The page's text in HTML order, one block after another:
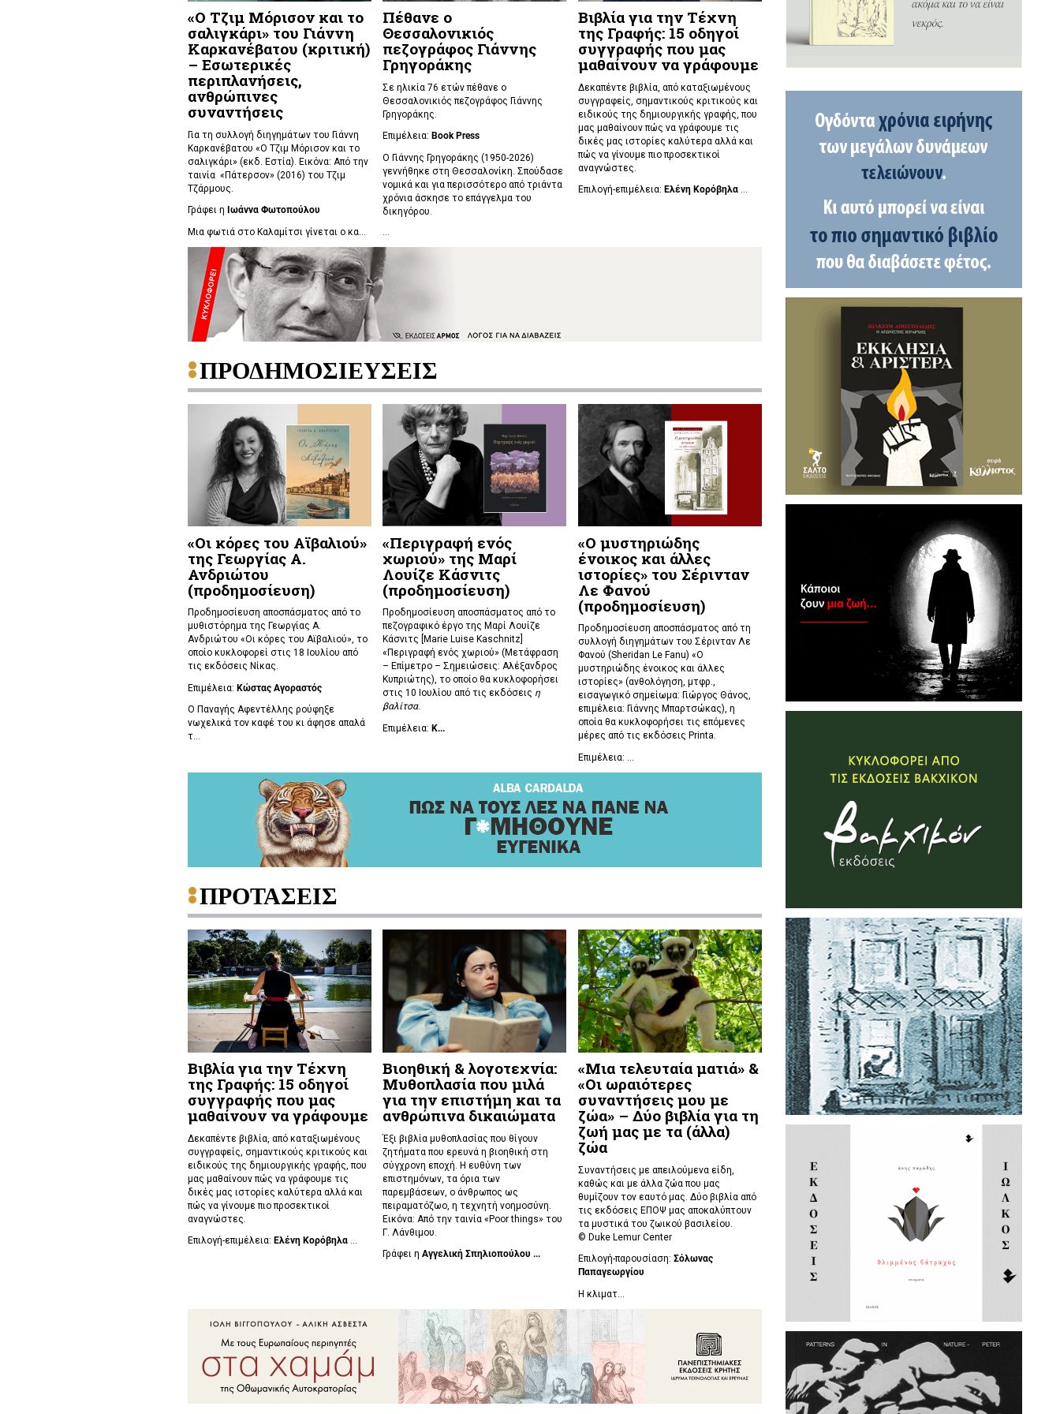
«Ο Τζιμ Μόρισον και το
σαλιγκάρι» του Γιάννη
Καρκανέβατου (κριτική)
– Εσωτερικές
περιπλανήσεις,
ανθρώπινες
συναντήσεις
Για τη συλλογή διηγημάτων του Γιάννη
Καρκανέβατου «Ο Τζιμ Μόρισον και το
σαλιγκάρι» (εκδ. Εστία). Εικόνα: Από την
ταινία «Πάτερσον» (2016) του Τζιμ
Τζάρμους.
Γράφει η Ιωάννα Φωτοπούλου
Μια φωτιά στο Καλαμίτσι γίνεται ο κα...
Πέθανε ο
Θεσσαλονικιός
πεζογράφος Γιάννης
Γρηγοράκης
Σε ηλικία 76 ετών πέθανε ο
Θεσσαλονικιός πεζογράφος Γιάννης
Γρηγοράκης.
Επιμέλεια: Book Press
Ο Γιάννης Γρηγοράκης (1950-2026)
γεννήθηκε στη Θεσσαλονίκη. Σπούδασε
νομικά και για περισσότερο από τριάντα
χρόνια άσκησε το επάγγελμα του
δικηγόρου.
...
Βιβλία για την Τέχνη
της Γραφής: 15 οδηγοί
συγγραφής που μας
μαθαίνουν να γράφουμε
Δεκαπέντε βιβλία, από καταξιωμένους
συγγραφείς, σημαντικούς κριτικούς και
ειδικούς της δημιουργικής γραφής, που
μας μαθαίνουν πώς να γράφουμε τις
δικές μας ιστορίες καλύτερα αλλά και
πώς να γίνουμε πιο προσεκτικοί
αναγνώστες.
Επιλογή-επιμέλεια: Ελένη Κορόβηλα...
ΠΡΟΔΗΜΟΣΙΕΥΣΕΙΣ
«Οι κόρες του Αϊβαλιού»
της Γεωργίας Α.
Ανδριώτου
(προδημοσίευση)
Προδημοσίευση αποσπάσματος από το
μυθιστόρημα της Γεωργίας Α.
Ανδριώτου «Οι κόρες του Αϊβαλιού», το
οποίο κυκλοφορεί στις 18 Ιουλίου από
τις εκδόσεις Νίκας.
Επιμέλεια: Κώστας Αγοραστός
Ο Παναγής Αφεντέλλης ρούφηξε
νωχελικά τον καφέ του κι άφησε απαλά
τ...
«Περιγραφή ενός
χωριού» της Μαρί
Λουίζε Κάσνιτς
(προδημοσίευση)
Προδημοσίευση αποσπάσματος από το
πεζογραφικό έργο της Μαρί Λουίζε
Κάσνιτς [Marie Luise Kaschnitz]
«Περιγραφή ενός χωριού» (Μετάφραση
– Επίμετρο – Σημειώσεις: Αλέξανδρος
Κυπριώτης), το οποίο θα κυκλοφορήσει
στις 10 Ιουλίου από τις εκδόσεις η
βαλίτσα.
Επιμέλεια:Κ...
«Ο μυστηριώδης
ένοικος και άλλες
ιστορίες» του Σέρινταν
Λε Φανού
(προδημοσίευση)
Προδημοσίευση αποσπάσματος από τη
συλλογή διηγημάτων του Σέρινταν Λε
Φανού (Sheridan Le Fanu) «Ο
μυστηριώδης ένοικος και άλλες
ιστορίες» (ανθολόγηση, μτφρ.,
εισαγωγικό σημείωμα: Γιώργος Θάνος,
επιμέλεια: Γιάννης Μπαρτσώκας), η
οποία θα κυκλοφορήσει τις επόμενες
μέρες από τις εκδόσεις Printa.
Επιμέλεια: ...
ΠΡΟΤΑΣΕΙΣ
Βιβλία για την Τέχνη
της Γραφής: 15 οδηγοί
συγγραφής που μας
μαθαίνουν να γράφουμε
Δεκαπέντε βιβλία, από καταξιωμένους
συγγραφείς, σημαντικούς κριτικούς και
ειδικούς της δημιουργικής γραφής, που
μας μαθαίνουν πώς να γράφουμε τις
δικές μας ιστορίες καλύτερα αλλά και
πώς να γίνουμε πιο προσεκτικοί
αναγνώστες.
Επιλογή-επιμέλεια: Ελένη Κορόβηλα...
Βιοηθική & λογοτεχνία:
Μυθοπλασία που μιλά
για την επιστήμη και τα
ανθρώπινα δικαιώματα
Έξι βιβλία μυθοπλασίας που θίγουν
ζητήματα που ερευνά η βιοηθική στη
σύγχρονη εποχή. Η ευθύνη των
επιστημόνων, τα όρια των
παρεμβάσεων, ο άνθρωπος ως
πειραματόζωο, η τεχνητή νοημοσύνη.
Εικόνα: Από την ταινία «Poor things» του
Γ. Λάνθιμου.
Γράφει ηΑγγελική Σπηλιοπούλου ...
«Μια τελευταία ματιά» &
«Οι ωραιότερες
συναντήσεις μου με
ζώα» – Δύο βιβλία για τη
ζωή μας με τα (άλλα)
ζώα
Συναντήσεις με απειλούμενα είδη,
καθώς και με άλλα ζώα που μας
θυμίζουν τον εαυτό μας. Δύο βιβλία από
τις εκδόσεις ΕΠΟΨ μας αποκαλύπτουν
τα μυστικά του ζωικού βασιλείου.
© Duke Lemur Center
Επιλογή-παρουσίαση: Σόλωνας
Παπαγεωργίου
Η κλιματ...